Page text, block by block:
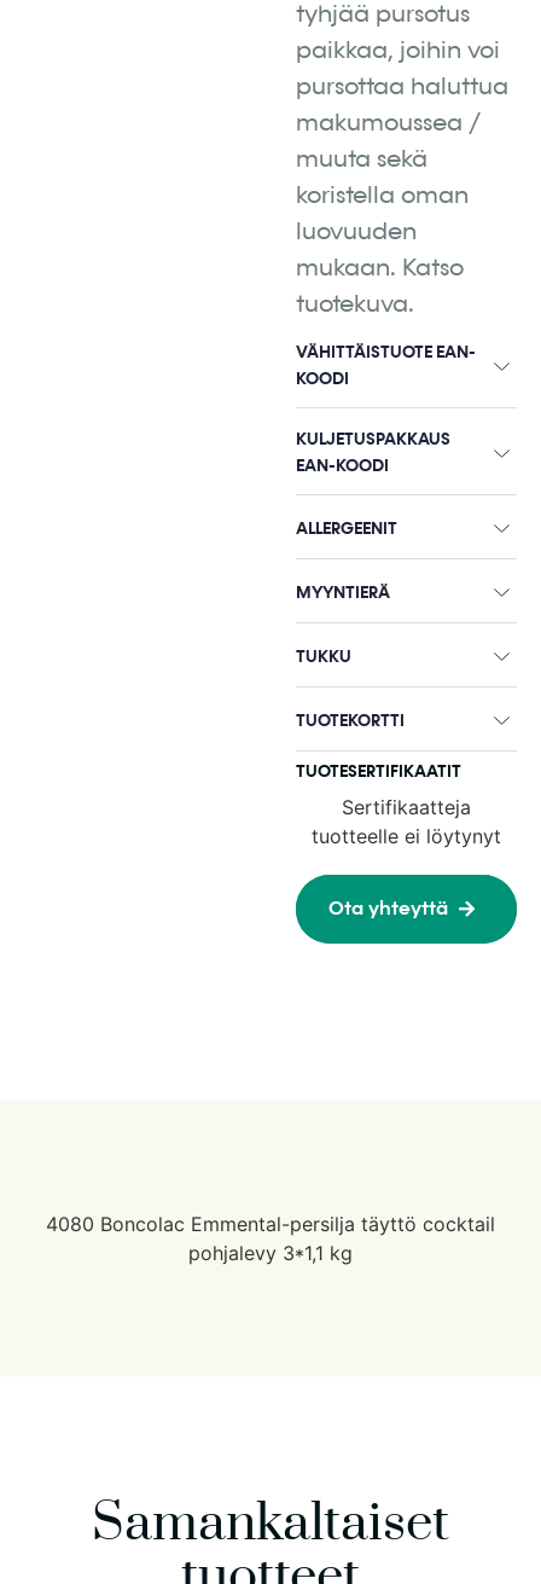
tyhjää pursotus
paikkaa, joihin voi
pursottaa haluttua
makumoussea /
muuta sekä
koristella oman
luovuuden
mukaan. Katso
tuotekuva.
VÄHITTÄISTUOTE EAN-
KOODI
KULJETUSPAKKAUS
EAN-KOODI
ALLERGEENIT
MYYNTIERÄ
TUKKU
TUOTEKORTTI
TUOTESERTIFIKAATIT
Sertifikaatteja
tuotteelle ei löytynyt
Ota yhteyttä
4080 Boncolac Emmental-persilja täyttö cocktail
pohjalevy 3*1,1 kg
Samankaltaiset